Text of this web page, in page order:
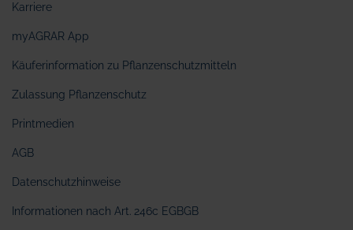
Karriere
myAGRAR App
Käuferinformation zu Pflanzenschutzmitteln
Zulassung Pflanzenschutz
Printmedien
AGB
Datenschutzhinweise
Informationen nach Art. 246c EGBGB